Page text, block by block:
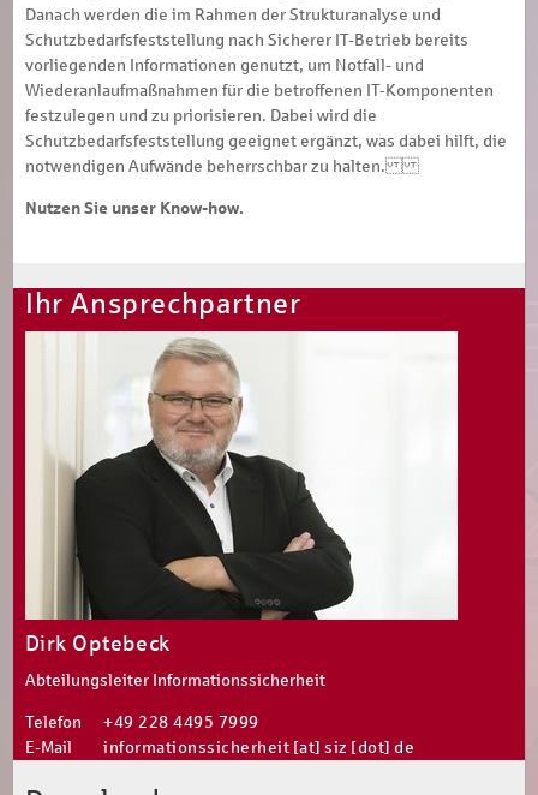
Danach werden die im Rahmen der Strukturanalyse und
Schutzbedarfsfeststellung nach Sicherer IT-Betrieb bereits
vorliegenden Informationen genutzt, um Notfall- und
Wiederanlaufmaßnahmen für die betroffenen IT-Komponenten
festzulegen und zu priorisieren. Dabei wird die
Schutzbedarfsfeststellung geeignet ergänzt, was dabei hilft, die
notwendigen Aufwände beherrschbar zu halten.
Nutzen Sie unser Know-how.
Ihr Ansprechpartner
Dirk Optebeck
Abteilungsleiter Informationssicherheit
Telefon
+49 228 4495 7999
E-Mail
informationssicherheit [at] siz [dot] de